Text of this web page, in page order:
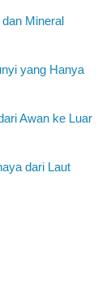
Mineral
yang Hanya
Awan ke Luar
dari Laut